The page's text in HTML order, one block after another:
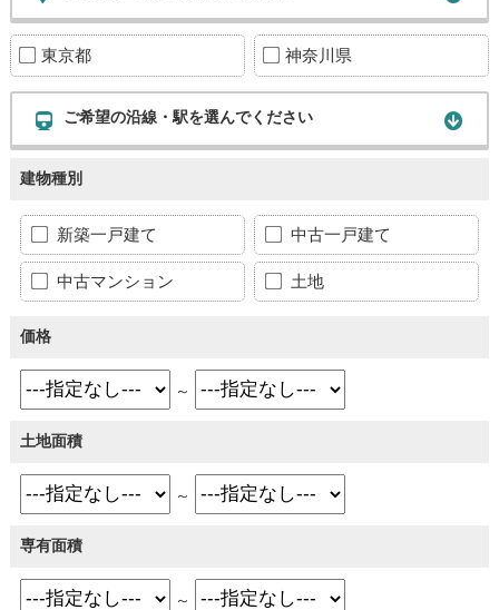
東京都 神奈川県
ご希望の沿線・駅を選んでください
建物種別
新築一戸建て 中古一戸建て
中古マンション 土地
価格
～
土地面積
～
専有面積
～